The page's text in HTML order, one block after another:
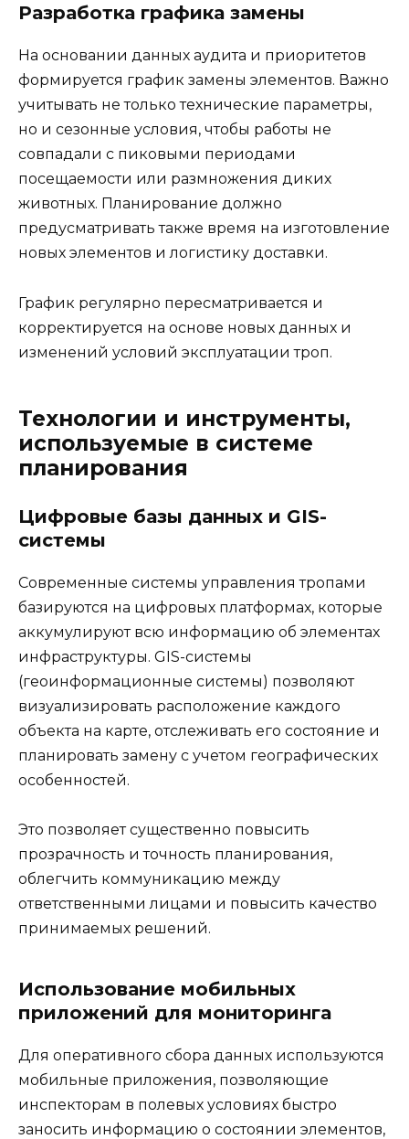
Разработка графика замены
На основании данных аудита и приоритетов
формируется график замены элементов. Важно
учитывать не только технические параметры,
но и сезонные условия, чтобы работы не
совпадали с пиковыми периодами
посещаемости или размножения диких
животных. Планирование должно
предусматривать также время на изготовление
новых элементов и логистику доставки.
График регулярно пересматривается и
корректируется на основе новых данных и
изменений условий эксплуатации троп.
Технологии и инструменты,
используемые в системе
планирования
Цифровые базы данных и GIS-
системы
Современные системы управления тропами
базируются на цифровых платформах, которые
аккумулируют всю информацию об элементах
инфраструктуры. GIS-системы
(геоинформационные системы) позволяют
визуализировать расположение каждого
объекта на карте, отслеживать его состояние и
планировать замену с учетом географических
особенностей.
Это позволяет существенно повысить
прозрачность и точность планирования,
облегчить коммуникацию между
ответственными лицами и повысить качество
принимаемых решений.
Использование мобильных
приложений для мониторинга
Для оперативного сбора данных используются
мобильные приложения, позволяющие
инспекторам в полевых условиях быстро
заносить информацию о состоянии элементов,